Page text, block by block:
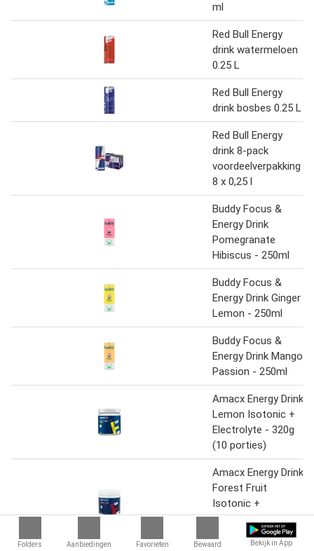
Folders Aanbiedingen Favorieten Bewaard Bekijk in App
ml
Red Bull Energy
drink watermeloen
0.25 L
Red Bull Energy
drink bosbes 0.25 L
Red Bull Energy
drink 8-pack
voordeelverpakking
8 x 0,25 l
Buddy Focus &
Energy Drink
Pomegranate
Hibiscus - 250ml
Buddy Focus &
Energy Drink Ginger
Lemon - 250ml
Buddy Focus &
Energy Drink Mango
Passion - 250ml
Amacx Energy Drink
Lemon Isotonic +
Electrolyte - 320g
(10 porties)
Amacx Energy Drink
Forest Fruit
Isotonic +
Electrolyte - 320g
(10 porties)